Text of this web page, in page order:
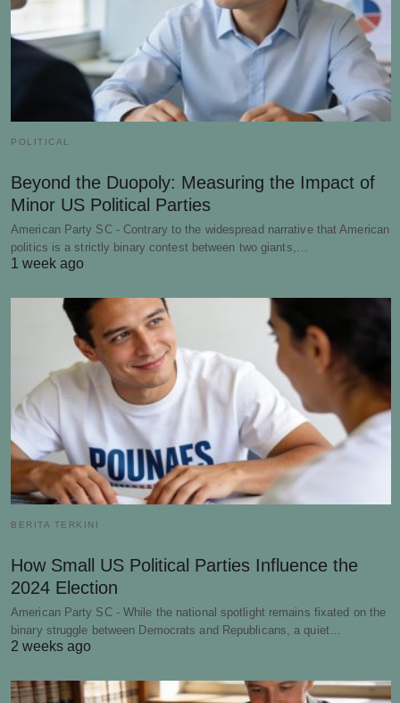
POLITICAL
Beyond the Duopoly: Measuring the Impact of
Minor US Political Parties
American Party SC - Contrary to the widespread narrative that American
politics is a strictly binary contest between two giants,…
1 week ago
BERITA TERKINI
How Small US Political Parties Influence the
2024 Election
American Party SC - While the national spotlight remains fixated on the
binary struggle between Democrats and Republicans, a quiet…
2 weeks ago